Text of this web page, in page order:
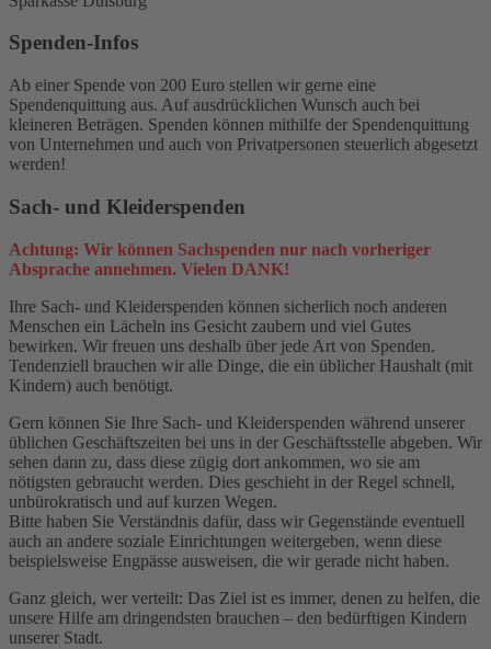
Spenden-Infos
Ab einer Spende von 200 Euro stellen wir gerne eine
Spendenquittung aus. Auf ausdrücklichen Wunsch auch bei
kleineren Beträgen. Spenden können mithilfe der Spendenquittung
von Unternehmen und auch von Privatpersonen steuerlich abgesetzt
werden!
Sach- und Kleiderspenden
Achtung: Wir können Sachspenden nur nach vorheriger
Absprache annehmen. Vielen DANK!
Ihre Sach- und Kleiderspenden können sicherlich noch anderen
Menschen ein Lächeln ins Gesicht zaubern und viel Gutes
bewirken. Wir freuen uns deshalb über jede Art von Spenden.
Tendenziell brauchen wir alle Dinge, die ein üblicher Haushalt (mit
Kindern) auch benötigt.
Gern können Sie Ihre Sach- und Kleiderspenden während unserer
üblichen Geschäftszeiten bei uns in der Geschäftsstelle abgeben. Wir
sehen dann zu, dass diese zügig dort ankommen, wo sie am
nötigsten gebraucht werden. Dies geschieht in der Regel schnell,
unbürokratisch und auf kurzen Wegen.
Bitte haben Sie Verständnis dafür, dass wir Gegenstände eventuell
auch an andere soziale Einrichtungen weitergeben, wenn diese
beispielsweise Engpässe ausweisen, die wir gerade nicht haben.
Ganz gleich, wer verteilt: Das Ziel ist es immer, denen zu helfen, die
unsere Hilfe am dringendsten brauchen – den bedürftigen Kindern
unserer Stadt.